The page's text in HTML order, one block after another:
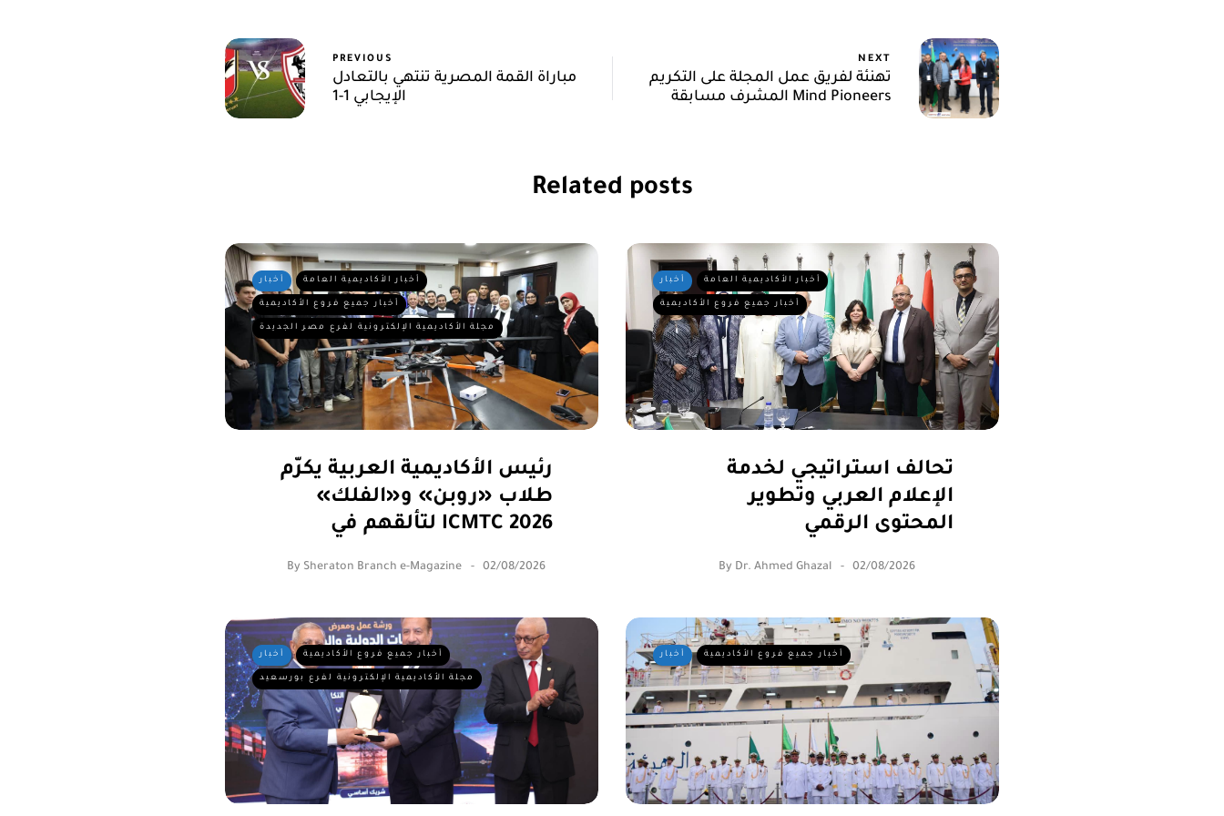
PREVIOUS
مباراة القمة المصرية تنتهي بالتعادل
الإيجابي 1-1
NEXT
تهنئة لفريق عمل المجلة على التكريم
المشرف مسابقة Mind Pioneers
Related posts
أخبار أخبار الأكاديمية العامة
أخبار جميع فروع الأكاديمية
مجلة الأكاديمية الإلكترونية لفرع مصر الجديدة
رئيس الأكاديمية العربية يكرّم
طلاب «روبن» و«الفلك»
لتألقهم في ICMTC 2026
By Sheraton Branch e-Magazine 02/08/2026
أخبار أخبار الأكاديمية العامة
أخبار جميع فروع الأكاديمية
تحالف استراتيجي لخدمة
الإعلام العربي وتطوير
المحتوى الرقمي
By Dr. Ahmed Ghazal 02/08/2026
أخبار أخبار جميع فروع الأكاديمية
مجلة الأكاديمية الإلكترونية لفرع بورسعيد
أخبار أخبار جميع فروع الأكاديمية